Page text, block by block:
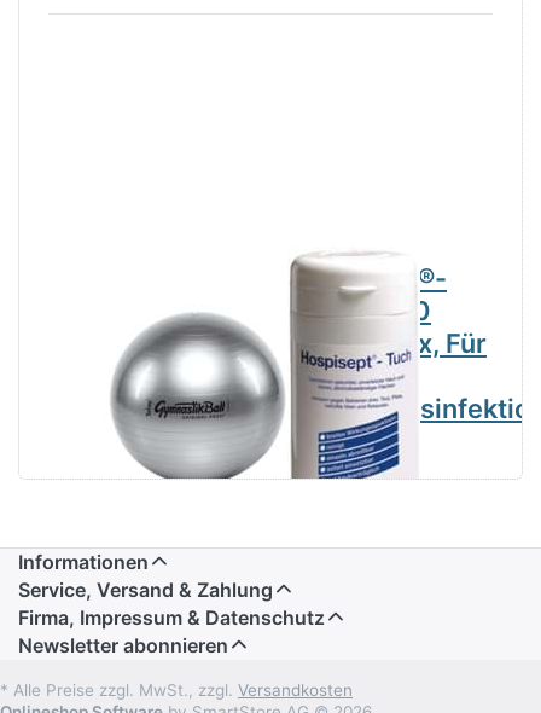
Gymnastikball
Hospisept®-
Tücher 100
Tücher/Box, Für
Hand und
Informationen
Service, Versand & Zahlung
Firma, Impressum & Datenschutz
Newsletter abonnieren
* Alle Preise zzgl. MwSt., zzgl. Versandkosten